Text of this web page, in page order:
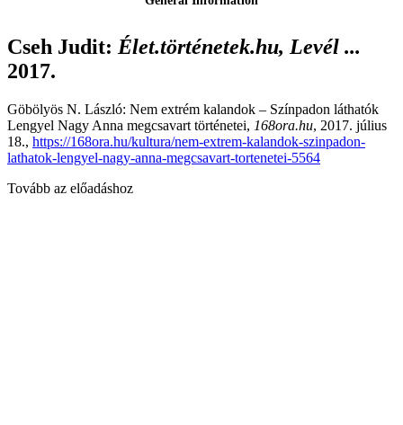
Cseh Judit: Élet.történetek.hu, Levél ...
2017.
Göbölyös N. László: Nem extrém kalandok – Színpadon láthatók
Lengyel Nagy Anna megcsavart történetei, 168ora.hu, 2017. július
18., https://168ora.hu/kultura/nem-extrem-kalandok-szinpadon-
lathatok-lengyel-nagy-anna-megcsavart-tortenetei-5564
Tovább az előadáshoz